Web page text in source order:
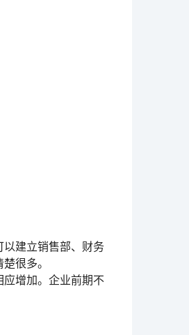
以建立销售部、财务
很多。
应增加。企业前期不